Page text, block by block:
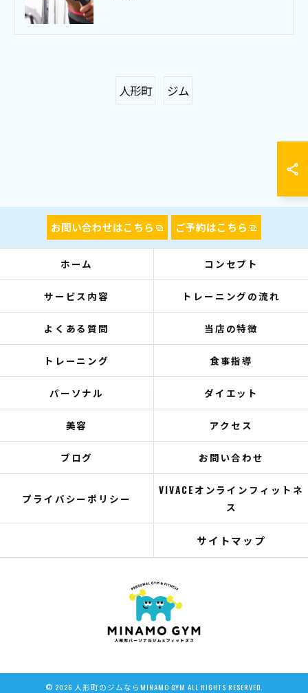
人形町 ジム
お問い合わせはこちら ご予約はこちら
ホーム コンセプト
サービス内容 トレーニングの流れ
よくある質問 当店の特徴
トレーニング 食事指導
パーソナル ダイエット
美容 アクセス
ブログ お問い合わせ
プライバシーポリシー
VIVACEオンラインフィットネ
ス
サイトマップ
© 2026 人形町のジムならMINAMO GYM ALL RIGHTS RESERVED.